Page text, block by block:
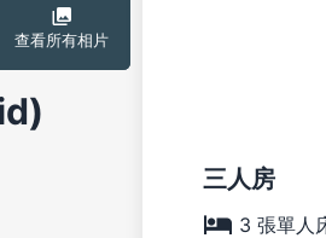
查看所有相片
三人房
3 張單人